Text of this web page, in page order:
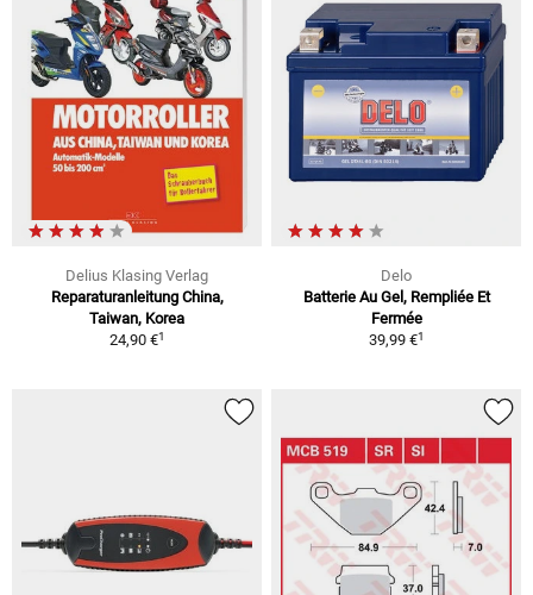
Delius Klasing Verlag
Reparaturanleitung China,
Taiwan, Korea
24,90 €1
Delo
Batterie Au Gel, Rempliée Et
Fermée
39,99 €1